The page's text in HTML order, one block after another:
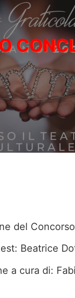
del
Beatrice
a cura di: